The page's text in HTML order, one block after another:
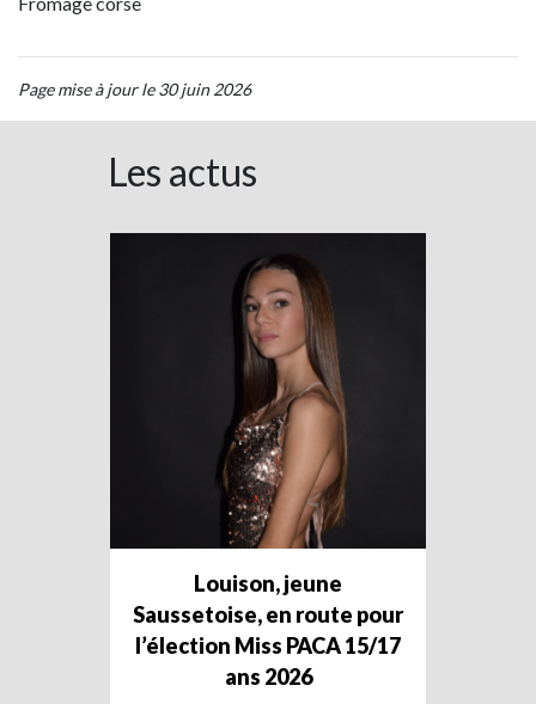
Page mise à jour le 30 juin 2026
Les actus
Louison, jeune
Saussetoise, en route pour
l’élection Miss PACA 15/17
ans 2026